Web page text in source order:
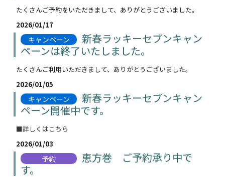
たくさんご予約をいただきまして、ありがとうございました。
2026/01/17
キャンペーン
新春ラッキーセブンキャン
ペーンは終了いたしました。
たくさんご利用いただきまして、ありがとうございました。
2026/01/05
キャンペーン
新春ラッキーセブンキャン
ペーン開催中です。
■詳しくはこちら
2026/01/03
予約
恵方巻 ご予約承り中で
す。